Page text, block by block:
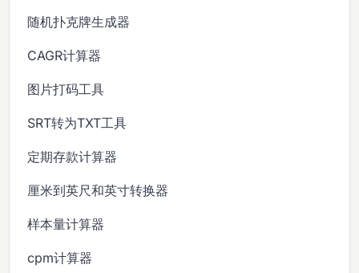
随机扑克牌生成器
CAGR计算器
图片打码工具
SRT转为TXT工具
定期存款计算器
厘米到英尺和英寸转换器
样本量计算器
cpm计算器